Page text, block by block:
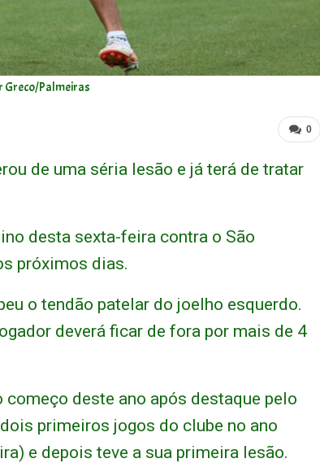
Greco/Palmeiras
0
de uma séria lesão e já terá de tratar
desta sexta-feira contra o São
próximos dias.
o tendão patelar do joelho esquerdo.
deverá ficar de fora por mais de 4
começo deste ano após destaque pelo
primeiros jogos do clube no ano
e depois teve a sua primeira lesão.